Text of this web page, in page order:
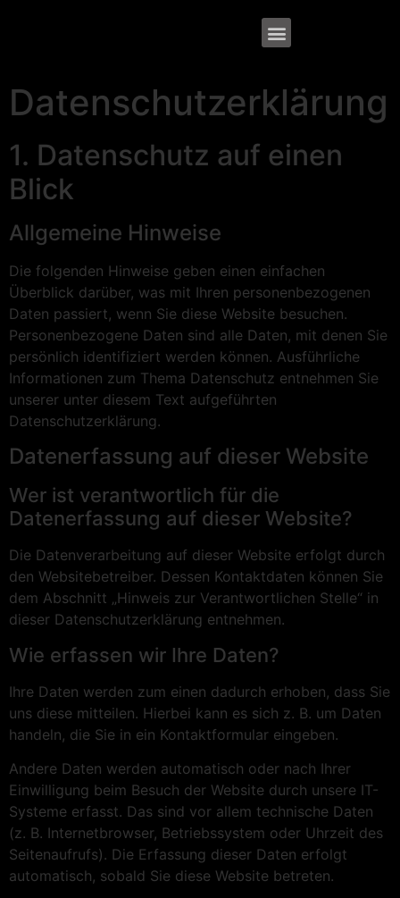
Datenschutz­erklärung
1. Datenschutz auf einen
Blick
Allgemeine Hinweise
Die folgenden Hinweise geben einen einfachen
Überblick darüber, was mit Ihren personenbezogenen
Daten passiert, wenn Sie diese Website besuchen.
Personenbezogene Daten sind alle Daten, mit denen Sie
persönlich identifiziert werden können. Ausführliche
Informationen zum Thema Datenschutz entnehmen Sie
unserer unter diesem Text aufgeführten
Datenschutzerklärung.
Datenerfassung auf dieser Website
Wer ist verantwortlich für die
Datenerfassung auf dieser Website?
Die Datenverarbeitung auf dieser Website erfolgt durch
den Websitebetreiber. Dessen Kontaktdaten können Sie
dem Abschnitt „Hinweis zur Verantwortlichen Stelle“ in
dieser Datenschutzerklärung entnehmen.
Wie erfassen wir Ihre Daten?
Ihre Daten werden zum einen dadurch erhoben, dass Sie
uns diese mitteilen. Hierbei kann es sich z. B. um Daten
handeln, die Sie in ein Kontaktformular eingeben.
Andere Daten werden automatisch oder nach Ihrer
Einwilligung beim Besuch der Website durch unsere IT-
Systeme erfasst. Das sind vor allem technische Daten
(z. B. Internetbrowser, Betriebssystem oder Uhrzeit des
Seitenaufrufs). Die Erfassung dieser Daten erfolgt
automatisch, sobald Sie diese Website betreten.